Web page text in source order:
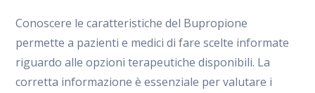
Conoscere le caratteristiche del Bupropione
permette a pazienti e medici di fare scelte informate
riguardo alle opzioni terapeutiche disponibili. La
corretta informazione è essenziale per valutare i